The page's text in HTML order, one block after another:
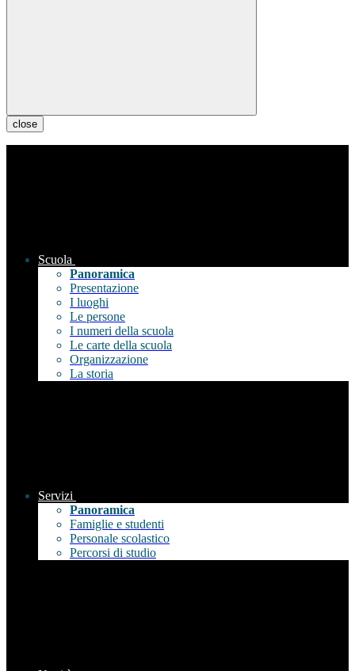
close
Scuola
Panoramica
Presentazione
I luoghi
Le persone
I numeri della scuola
Le carte della scuola
Organizzazione
La storia
Servizi
Panoramica
Famiglie e studenti
Personale scolastico
Percorsi di studio